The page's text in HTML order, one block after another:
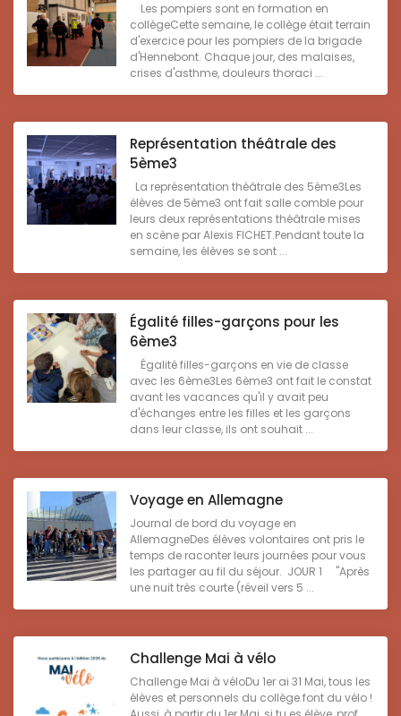
Les pompiers sont en formation en
collègeCette semaine, le collège était terrain
d'exercice pour les pompiers de la brigade
d'Hennebont. Chaque jour, des malaises,
crises d'asthme, douleurs thoraci ...
Représentation théâtrale des
5ème3
La représentation théâtrale des 5ème3Les
élèves de 5ème3 ont fait salle comble pour
leurs deux représentations théâtrale mises
en scène par Alexis FICHET.Pendant toute la
semaine, les élèves se sont ...
Égalité filles-garçons pour les
6ème3
Égalité filles-garçons en vie de classe
avec les 6ème3Les 6ème3 ont fait le constat
avant les vacances qu'il y avait peu
d'échanges entre les filles et les garçons
dans leur classe, ils ont souhait ...
Voyage en Allemagne
Journal de bord du voyage en
AllemagneDes élèves volontaires ont pris le
temps de raconter leurs journées pour vous
les partager au fil du séjour. JOUR 1 "Après
une nuit très courte (réveil vers 5 ...
Challenge Mai à vélo
Challenge Mai à véloDu 1er ai 31 Mai, tous les
élèves et personnels du collège font du vélo !